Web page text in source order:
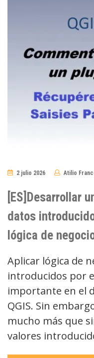
2 julio 2026 Atilio
[ES]Desarrollar
datos
lógica de
Aplicar lógica de
introducidos por
importante en el
QGIS. Sin
mucho más que
valores